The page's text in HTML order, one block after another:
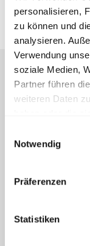
personalisieren,
zu können und
analysieren.
Verwendung
soziale Medien,
Partner führen
weiteren Daten
Notwendig
Präferenzen
Statistiken
im